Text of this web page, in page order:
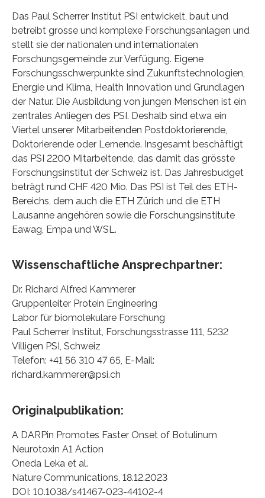
Das Paul Scherrer Institut PSI entwickelt, baut und
betreibt grosse und komplexe Forschungsanlagen und
stellt sie der nationalen und internationalen
Forschungsgemeinde zur Verfügung. Eigene
Forschungsschwerpunkte sind Zukunftstechnologien,
Energie und Klima, Health Innovation und Grundlagen
der Natur. Die Ausbildung von jungen Menschen ist ein
zentrales Anliegen des PSI. Deshalb sind etwa ein
Viertel unserer Mitarbeitenden Postdoktorierende,
Doktorierende oder Lernende. Insgesamt beschäftigt
das PSI 2200 Mitarbeitende, das damit das grösste
Forschungsinstitut der Schweiz ist. Das Jahresbudget
beträgt rund CHF 420 Mio. Das PSI ist Teil des ETH-
Bereichs, dem auch die ETH Zürich und die ETH
Lausanne angehören sowie die Forschungsinstitute
Eawag, Empa und WSL.
Wissenschaftliche Ansprechpartner:
Dr. Richard Alfred Kammerer
Gruppenleiter Protein Engineering
Labor für biomolekulare Forschung
Paul Scherrer Institut, Forschungsstrasse 111, 5232
Villigen PSI, Schweiz
Telefon: +41 56 310 47 65, E-Mail:
richard.kammerer@psi.ch
Originalpublikation:
A DARPin Promotes Faster Onset of Botulinum
Neurotoxin A1 Action
Oneda Leka et al.
Nature Communications, 18.12.2023
DOI: 10.1038/s41467-023-44102-4